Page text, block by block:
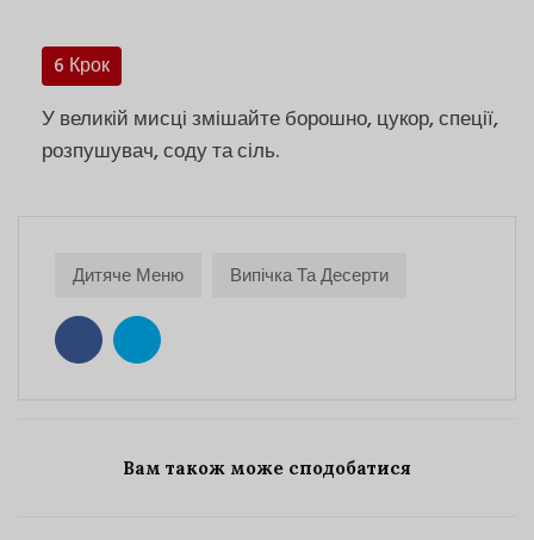
6 Крок
У великій мисці змішайте борошно, цукор, спеції,
розпушувач, соду та сіль.
Дитяче Меню Випічка Та Десерти
Вам також може сподобатися